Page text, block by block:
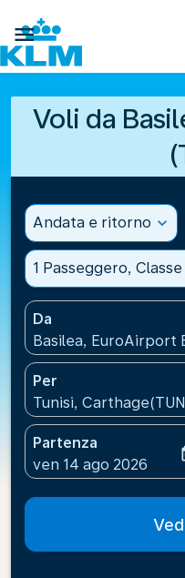

Voli da
Andata e ritorno expand_more
1 Passeggero,
Da
Basilea, EuroAirport
Per
Tunisi,
Partenza
fc-booking-
ven 14 ago 2026